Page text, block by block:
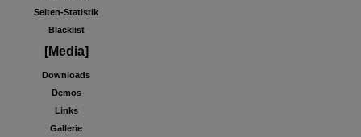
Seiten-Statistik
Blacklist
[Media]
Downloads
Demos
Links
Gallerie